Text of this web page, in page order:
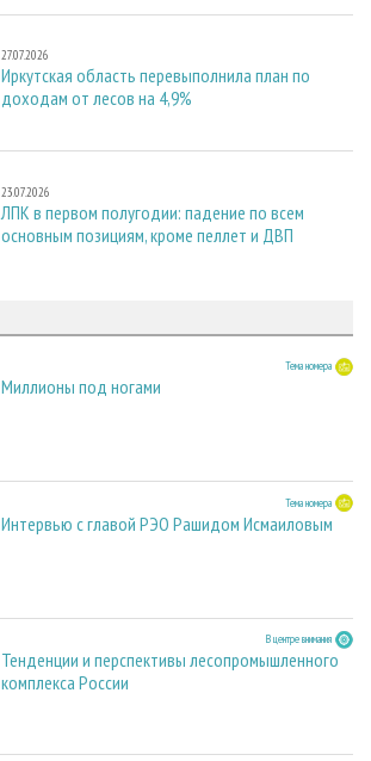
27.07.2026
Иркутская область перевыполнила план по
доходам от лесов на 4,9%
23.07.2026
ЛПК в первом полугодии: падение по всем
основным позициям, кроме пеллет и ДВП
Тема номера
Миллионы под ногами
Тема номера
Интервью с главой РЭО Рашидом Исмаиловым
В центре внимания
Тенденции и перспективы лесопромышленного
комплекса России